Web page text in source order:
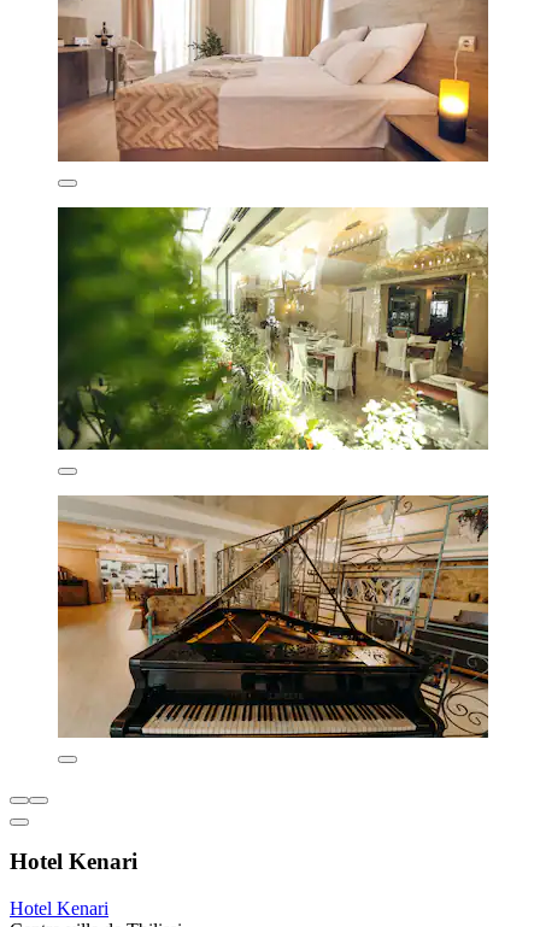
Hotel Kenari
Hotel Kenari